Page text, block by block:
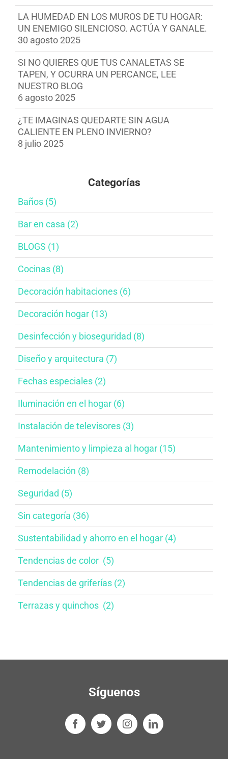
LA HUMEDAD EN LOS MUROS DE TU HOGAR:
UN ENEMIGO SILENCIOSO. ACTÚA Y GANALE.
30 agosto 2025
SI NO QUIERES QUE TUS CANALETAS SE
TAPEN, Y OCURRA UN PERCANCE, LEE
NUESTRO BLOG
6 agosto 2025
¿TE IMAGINAS QUEDARTE SIN AGUA
CALIENTE EN PLENO INVIERNO?
8 julio 2025
Categorías
Baños​ (5)
Bar en casa​ (2)
BLOGS (1)
Cocinas (8)
Decoración habitaciones​ (6)
Decoración hogar (13)
Desinfección y bioseguridad​ (8)
Diseño y arquitectura​ (7)
Fechas especiales​ (2)
Iluminación en el hogar​ (6)
Instalación de televisores​ (3)
Mantenimiento y limpieza al hogar​ (15)
Remodelación​ (8)
Seguridad (5)
Sin categoría (36)
Sustentabilidad y ahorro en el hogar​ (4)
Tendencias de color ​ (5)
Tendencias de griferías​ (2)
Terrazas y quinchos ​ (2)
Síguenos